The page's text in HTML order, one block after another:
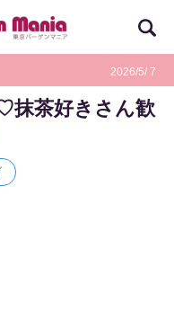
2026/5/ 7
抹茶好きさん歓